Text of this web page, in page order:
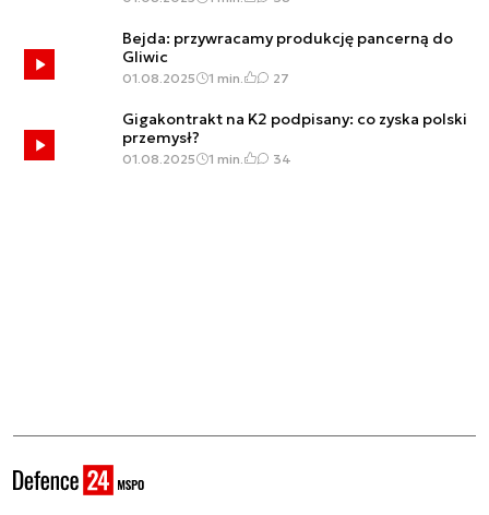
Bejda: przywracamy produkcję pancerną do
Gliwic
01.08.2025 1 min. 27
Gigakontrakt na K2 podpisany: co zyska polski
przemysł?
01.08.2025 1 min. 34